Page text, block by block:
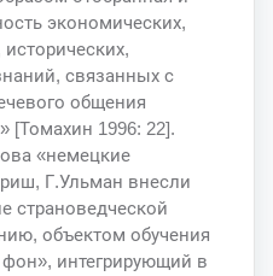
экономических,
связанных с
общения
[Томахин 1996: 22].
«немецкие
Г.Ульман внесли
страноведческой
объектом обучения
интегрирующий в